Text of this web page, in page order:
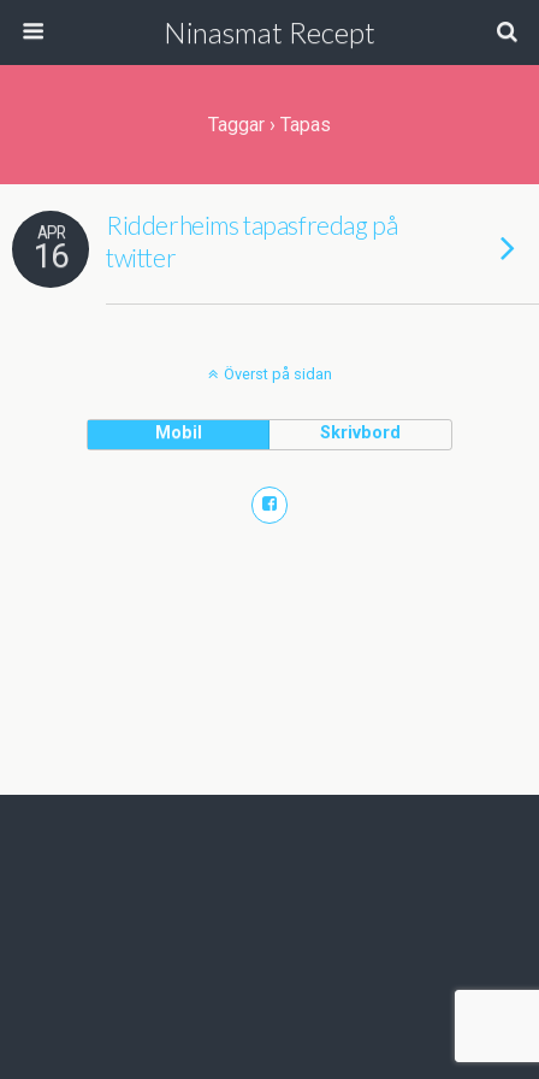
Ninasmat Recept
Taggar › Tapas
APR
16
Ridderheims tapasfredag på
twitter
Överst på sidan
Mobil Skrivbord